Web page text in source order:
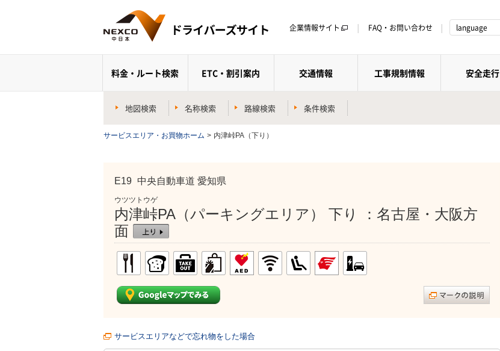
企業情報サイト FAQ・お問い合わせ language
料金・ルート検索 ETC・割引案内 交通情報 工事規制情報 安全走行
地図検索 名称検索 路線検索 条件検索
サービスエリア・お買物ホーム > 内津峠PA（下り）
E19 中央自動車道 愛知県
ウツツトウゲ
内津峠PA（パーキングエリア） 下り ：名古屋・大阪方
面
サービスエリアなどで忘れ物をした場合